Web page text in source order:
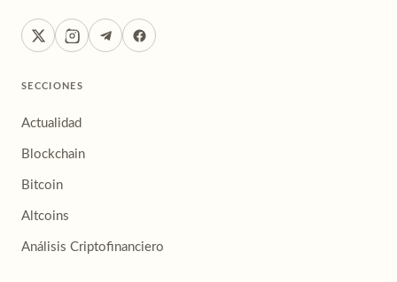
SECCIONES
Actualidad
Blockchain
Bitcoin
Altcoins
Análisis Criptofinanciero